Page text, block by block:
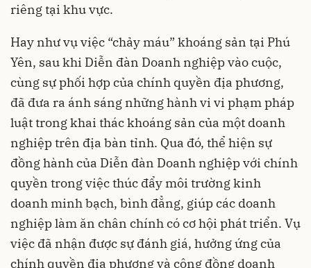
riêng tại khu vực.
Hay như vụ việc “chảy máu” khoáng sản tại Phú
Yên, sau khi Diễn đàn Doanh nghiệp vào cuộc,
cùng sự phối hợp của chính quyền địa phương,
đã đưa ra ánh sáng những hành vi vi phạm pháp
luật trong khai thác khoáng sản của một doanh
nghiệp trên địa bàn tỉnh. Qua đó, thể hiện sự
đồng hành của Diễn đàn Doanh nghiệp với chính
quyền trong việc thúc đẩy môi trường kinh
doanh minh bạch, bình đẳng, giúp các doanh
nghiệp làm ăn chân chính có cơ hội phát triển. Vụ
việc đã nhận được sự đánh giá, hưởng ứng của
chính quyền địa phương và cộng đồng doanh